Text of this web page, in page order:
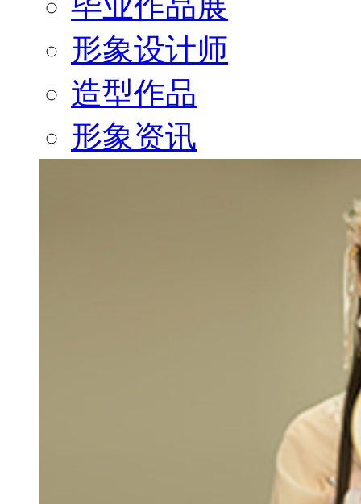
形象设计师
造型作品
形象资讯